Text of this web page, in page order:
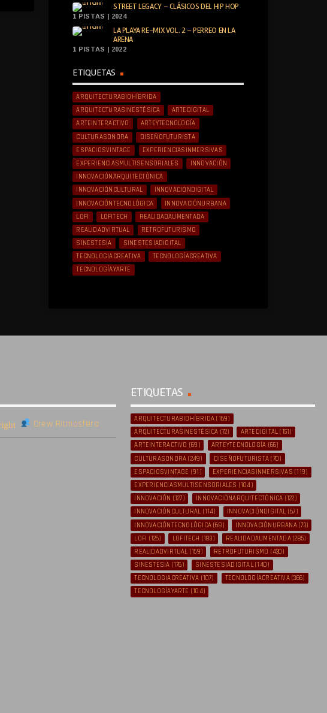
STREET LEGACY – CLÁSICOS DEL HIP HOP
1 PISTAS | 2024
LA PLAYA RE-MIX VOL. 2 – PERREO EN LA
ARENA
1 PISTAS | 2022
ETIQUETAS
ARQUITECTURABIOHÍBRIDA
ARQUITECTURASINESTÉSICA
ARTEDIGITAL
ARTEINTERACTIVO
ARTEYTECNOLOGÍA
CULTURASONORA
DISEÑOFUTURISTA
ESPACIOSVINTAGE
EXPERIENCIASINMERSIVAS
EXPERIENCIASMULTISENSORIALES
INNOVACIÓN
INNOVACIÓNARQUITECTÓNICA
INNOVACIÓNCULTURAL
INNOVACIÓNDIGITAL
INNOVACIÓNTECNOLÓGICA
INNOVACIÓNURBANA
LOFI
LOFITECH
REALIDADAUMENTADA
REALIDADVIRTUAL
RETROFUTURISMO
SINESTESIA
SINESTESIADIGITAL
TECNOLOGIACREATIVA
TECNOLOGÍACREATIVA
TECNOLOGÍAYARTE
Crew Ritmosfera
ETIQUETAS
ARQUITECTURABIOHÍBRIDA (169)
ARQUITECTURASINESTÉSICA (72) ARTEDIGITAL (151)
ARTEINTERACTIVO (69) ARTEYTECNOLOGÍA (66)
CULTURASONORA (249) DISEÑOFUTURISTA (70)
ESPACIOSVINTAGE (91) EXPERIENCIASINMERSIVAS (119)
EXPERIENCIASMULTISENSORIALES (104)
INNOVACIÓN (127) INNOVACIÓNARQUITECTÓNICA (122)
INNOVACIÓNCULTURAL (114) INNOVACIÓNDIGITAL (67)
INNOVACIÓNTECNOLÓGICA (68) INNOVACIÓNURBANA(73)
LOFI (126) LOFITECH (183) REALIDADAUMENTADA(285)
REALIDADVIRTUAL (159) RETROFUTURISMO (430)
SINESTESIA (176) SINESTESIADIGITAL(140)
TECNOLOGIACREATIVA (107) TECNOLOGÍACREATIVA(366)
TECNOLOGÍAYARTE (104)